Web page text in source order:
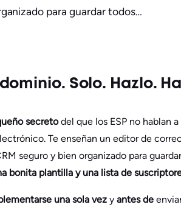
para guardar todos…
Solo. Hazlo.
secretodel que los ESP no hablan
Te enseñan un editor de
seguro y bien organizado para
bonita plantilla y una lista de
una sola vez y antes de